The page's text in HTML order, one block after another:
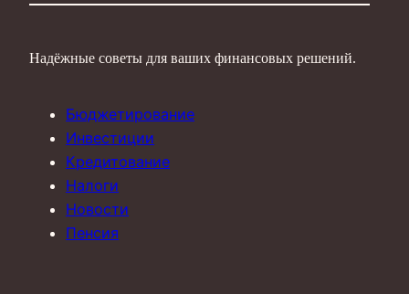
Надёжные советы для ваших финансовых решений.
Бюджетирование
Инвестиции
Кредитование
Налоги
Новости
Пенсия